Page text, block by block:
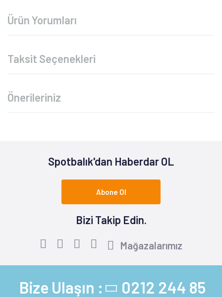
Ürün Yorumları
Taksit Seçenekleri
Önerileriniz
Spotbalık'dan Haberdar OL
Abone Ol
Bizi Takip Edin.
Mağazalarımız
Bize Ulaşın : 0212 244 85